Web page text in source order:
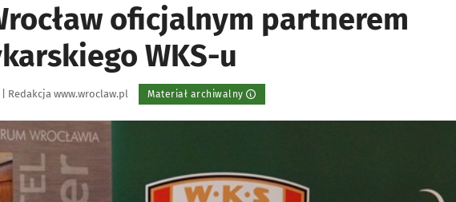
oficjalnym partnerem
WKS-u
Autor:
Redakcja www.wroclaw.pl Materiał archiwalny